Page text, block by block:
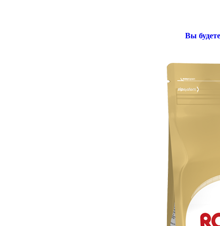
Вы